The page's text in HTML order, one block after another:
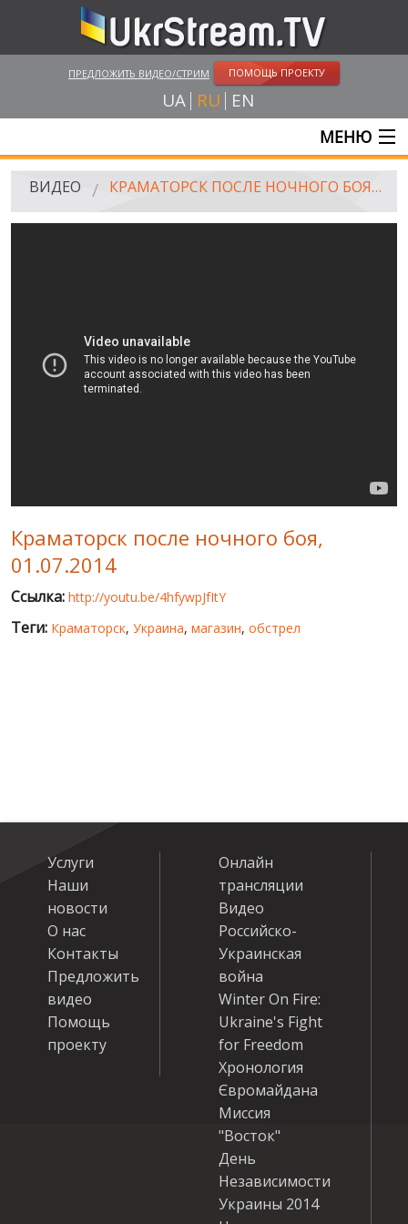
ПРЕДЛОЖИТЬ ВИДЕО/СТРИМ ПОМОЩЬ ПРОЕКТУ
UA RU EN
МЕНЮ
ГЛАВНАЯ
АМАТОРСКОЕ ВИДЕО
ХУДОЖЕСТВЕНЫЕ И ДОКУМЕНТАЛЬНЫЕ ПРОЕКТЫ
WINTER ON FIRE: UKRAINE'S FIGHT FOR FREEDOM
ХРОНОЛОГИЯ ЄВРОМАЙДАНА
ВИДЕО КРАМАТОРСК ПОСЛЕ НОЧНОГО БОЯ, 01.07.2014
Краматорск после ночного боя,
01.07.2014
Ссылка: http://youtu.be/4hfywpJfItY
Теги: Краматорск, Украина, магазин, обстрел
Услуги
Наши
новости
О нас
Контакты
Предложить
видео
Помощь
проекту
Онлайн
трансляции
Видео
Российско-
Украинская
война
Winter On Fire:
Ukraine's Fight
for Freedom
Хронология
Євромайдана
Миссия
"Восток"
День
Независимости
Украины 2014